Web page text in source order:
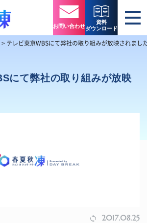
お問い合わせ
資料
ダウンロード
> テレビ東京WBSにて弊社の取り組みが放映されまし
にて弊社の取り組みが放映
2017.08.25